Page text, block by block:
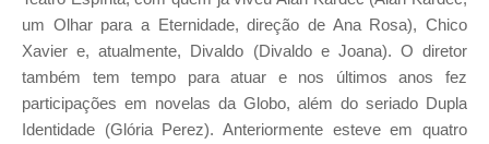
um Olhar para a Eternidade, direção de Ana Rosa), Chico
Xavier e, atualmente, Divaldo (Divaldo e Joana). O diretor
também tem tempo para atuar e nos últimos anos fez
participações em novelas da Globo, além do seriado Dupla
Identidade (Glória Perez). Anteriormente esteve em quatro